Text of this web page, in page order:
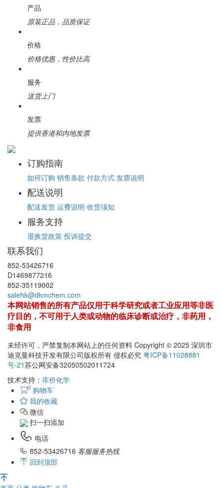
产品
原装正品，品质保证
价格
价格优惠，性价比高
服务
送货上门
发票
提供香港和内地发票
订购指南
如何订购 销售条款 付款方式 发票说明
配送说明
配送发货 运费说明 收货须知
服务支持
退换货政策 投诉提交
联系我们
852-53426716
D1469877216
852-35119002
salehk@dkmchem.com
本网站销售的所有产品仅用于科学研究或者工业应用等非医
疗目的，不可用于人类或动物的临床诊断或治疗，非药用，
非食用
未经许可，严禁复制本网站上的任何资料 Copyright © 2025 深圳市
迪克曼科技开发有限公司版权所有 侵权必究 粤ICP备11028881
号-21苏公网安备32050502011724
技术支持： 库价化学
0 购物车
我的收藏
微信
扫一扫添加
电话
852-53426716 客服服务热线
回到顶部